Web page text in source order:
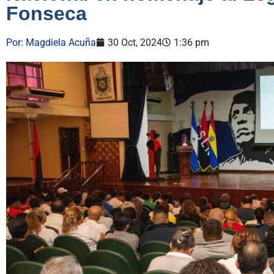
Fonseca
Por: Magdiela Acuña 30 Oct, 2024 1:36 pm